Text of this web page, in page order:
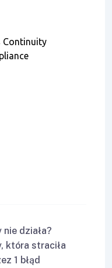
Continuity
nie działa?
która straciła
1 błąd